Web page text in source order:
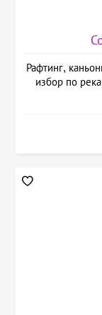
Рафтинг,
избор по